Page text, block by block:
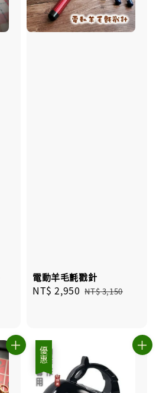
電動羊毛氈戳針
Sale
NT$ 2,950 Regular
NT$ 3,150
優惠